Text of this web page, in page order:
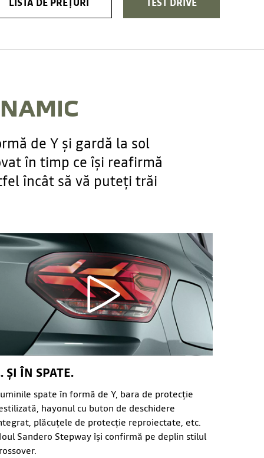
de Y și gardă la sol
în timp ce își reafirmă
încât să vă puteți trăi
ȘI ÎN SPATE.
spate în formă de Y, bara de protecție
hayonul cu buton de deschidere
plăcuțele de protecție reproiectate, etc.
Sandero Stepway își confirmă pe deplin stilul